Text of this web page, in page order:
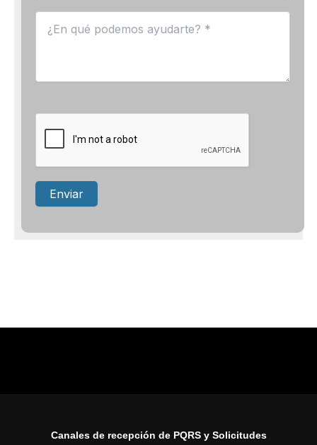
Canales de recepción de PQRS y Solicitudes